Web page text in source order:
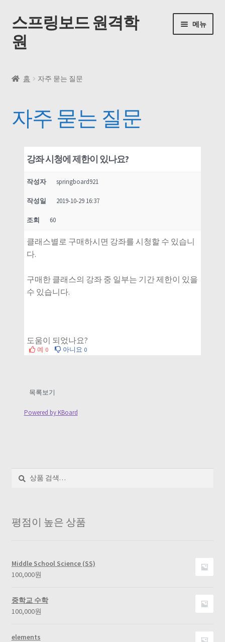
스프링보드 원격학
원
메뉴
내 계정
공지사항
홈 자주 묻는 질문
자주 묻는 질문
강좌 시청에 제한이 있나요?
작성자 springboard921
작성일 2019-10-29 16:37
조회 60
클래스별로 구매하시면 강좌를 시청할 수 있습니
다.
구매한 클래스의 강좌 중 일부는 기간 제한이 있을
수 있습니다.
도움이 되었나요?
예 0 아니요 0
목록보기
Powered by KBoard
평점이 높은 상품
Middle School Science (SS)
100,000원
중학교 수학
100,000원
elements